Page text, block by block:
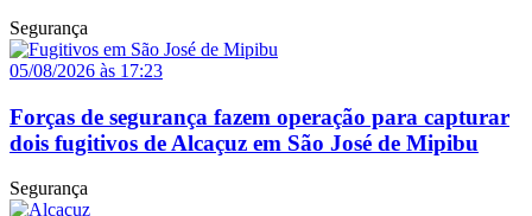
Segurança
05/08/2026 às 17:23
Forças de segurança fazem operação para capturar
dois fugitivos de Alcaçuz em São José de Mipibu
Segurança